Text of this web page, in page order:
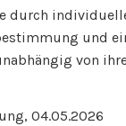
durch
und
von
04.05.2026